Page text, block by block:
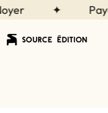
Aller
contenu